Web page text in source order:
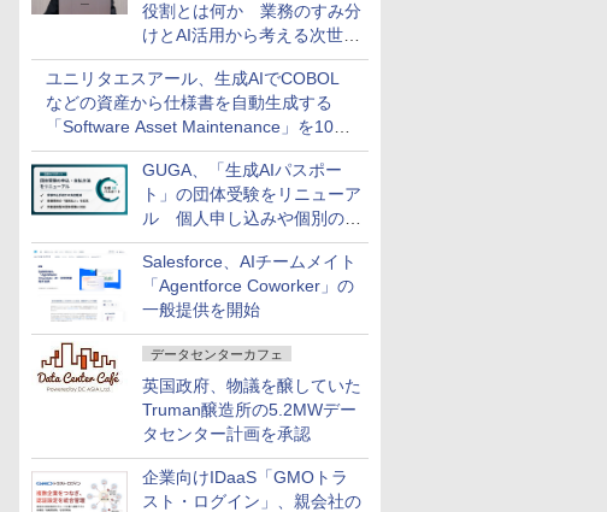
役割とは何か 業務のすみ分
けとAI活用から考える次世代
ファイナンス戦略
ユニリタエスアール、生成AIでCOBOL
などの資産から仕様書を自動生成する
「Software Asset Maintenance」を10月
に発売
GUGA、「生成AIパスポー
ト」の団体受験をリニューア
ル 個人申し込みや個別の支
払いなどに対応
Salesforce、AIチームメイト
「Agentforce Coworker」の
一般提供を開始
データセンターカフェ
英国政府、物議を醸していた
Truman醸造所の5.2MWデー
タセンター計画を承認
企業向けIDaaS「GMOトラ
スト・ログイン」、親会社の